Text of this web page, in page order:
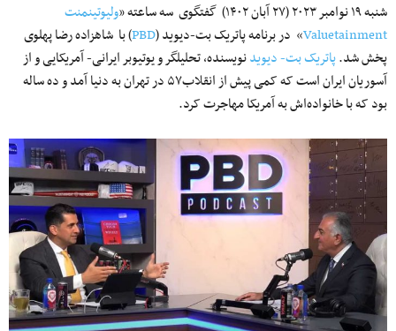
شنبه ۱۹ نوامبر ۲۰۲۳ (۲۷ آبان‌ ۱۴۰۲) گفتگوی سه ساعته «
ولیوتینمنت
Valuetainment» در برنامه پاتریک بت-دیوید (PBD) با شاهزاده رضا پهلوی
پخش شد.پاتریک بت- دیویدنویسنده، تحلیلگر و یوتیوبر ایرانی- آمریکایی و از
آسوریان ایران است که کمی پیش از انقلاب۵۷ در تهران به دنیا آمد و ده ساله
بود که با خانواده‌اش به آمریکا مهاجرت کرد.